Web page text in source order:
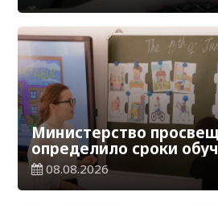
Министерство
определило сроки
каникул на 2026-2027
08.08.2026